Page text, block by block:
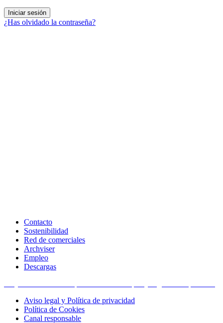
¿Has olvidado la contraseña?
Contacto
Sostenibilidad
Red de comerciales
Archviser
Empleo
Descargas
Aviso legal y Política de privacidad
Política de Cookies
Canal responsable